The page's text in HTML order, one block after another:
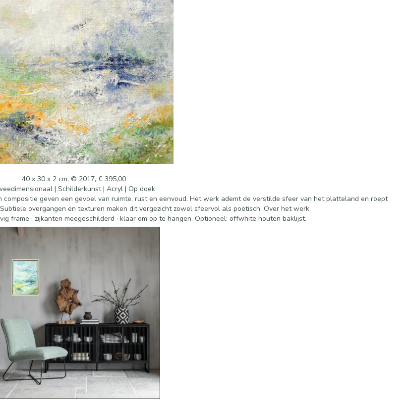
40 x 30 x 2 cm, © 2017, € 395,00
| Schilderkunst | Acryl | Op doek
geven een gevoel van ruimte, rust en eenvoud. Het werk ademt de verstilde sfeer van het platteland en roept
overgangen en texturen maken dit vergezicht zowel sfeervol als poëtisch. Over het werk
frame · zijkanten meegeschilderd · klaar om op te hangen. Optioneel: offwhite houten baklijst.